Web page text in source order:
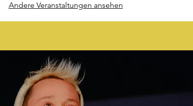
Andere Veranstaltungen ansehen